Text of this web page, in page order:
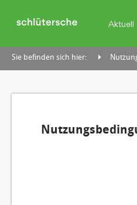
Aktuell
Sie befinden sich hier: